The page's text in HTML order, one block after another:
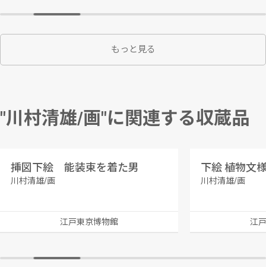
もっと見る
"川村清雄/画"に関連する収蔵品
挿図下絵 能装束を着た男
川村清雄/画
江戸東京博物館
下絵 植物文
川村清雄/画
江